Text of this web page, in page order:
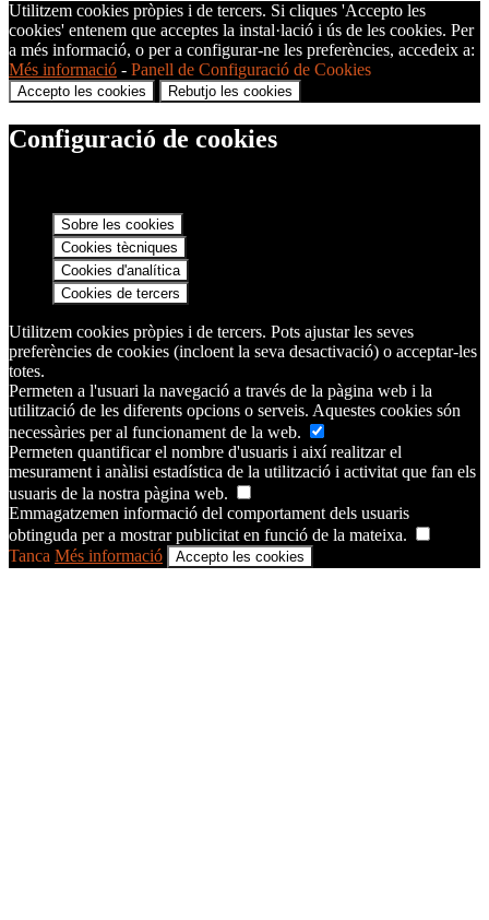
Utilitzem cookies pròpies i de tercers. Si cliques 'Accepto les
cookies' entenem que acceptes la instal·lació i ús de les cookies. Per
a més informació, o per a configurar-ne les preferències, accedeix a:
Més informació - Panell de Configuració de Cookies
Accepto les cookies Rebutjo les cookies
Configuració de cookies
Sobre les cookies
Cookies tècniques
Cookies d'analítica
Cookies de tercers
Utilitzem cookies pròpies i de tercers. Pots ajustar les seves
preferències de cookies (incloent la seva desactivació) o acceptar-les
totes.
Permeten a l'usuari la navegació a través de la pàgina web i la
utilització de les diferents opcions o serveis. Aquestes cookies són
necessàries per al funcionament de la web.
Permeten quantificar el nombre d'usuaris i així realitzar el
mesurament i anàlisi estadística de la utilització i activitat que fan els
usuaris de la nostra pàgina web.
Emmagatzemen informació del comportament dels usuaris
obtinguda per a mostrar publicitat en funció de la mateixa.
Tanca Més informació Accepto les cookies